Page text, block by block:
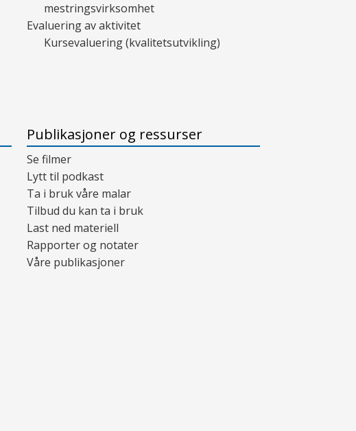
mestringsvirksomhet
Evaluering av aktivitet
Kursevaluering (kvalitetsutvikling)
Publikasjoner og ressurser
Se filmer
Lytt til podkast
Ta i bruk våre malar
Tilbud du kan ta i bruk
Last ned materiell
Rapporter og notater
Våre publikasjoner